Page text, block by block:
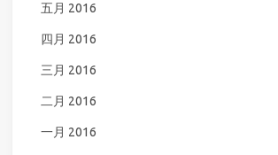
五月 2016
四月 2016
三月 2016
二月 2016
一月 2016